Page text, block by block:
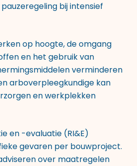
bij intensief
op hoogte, de omgang
en het gebruik van
verminderen
arboverpleegkundige kan
en werkplekken
en -evaluatie (RI&E)
gevaren per bouwproject.
over maatregelen